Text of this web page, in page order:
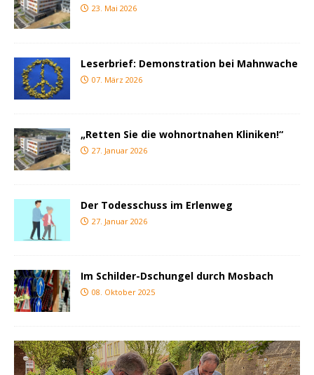
23. Mai 2026
Leserbrief: Demonstration bei Mahnwache
07. März 2026
„Retten Sie die wohnortnahen Kliniken!“
27. Januar 2026
Der Todesschuss im Erlenweg
27. Januar 2026
Im Schilder-Dschungel durch Mosbach
08. Oktober 2025